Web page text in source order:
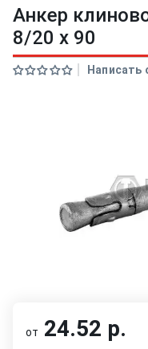
Анкер
8/20 x 90
Написать
от 24.52 р.